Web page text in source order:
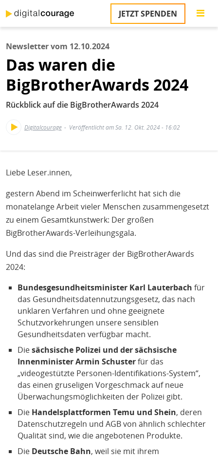
zum
Inhalt
JETZT SPENDEN
Newsletter vom 12.10.2024
Das waren die
BigBrotherAwards 2024
Rückblick auf die BigBrotherAwards 2024
Digitalcourage Veröffentlicht am Sa. 12. Okt. 2024 - 16:02
Liebe Leser.innen,
gestern Abend im Scheinwerferlicht hat sich die
monatelange Arbeit vieler Menschen zusammengesetzt
zu einem Gesamtkunstwerk: Der großen
BigBrotherAwards-Verleihungsgala.
Und das sind die Preisträger der BigBrotherAwards
2024:
Bundesgesundheitsminister Karl Lauterbach für
das Gesundheitsdatennutzungsgesetz, das nach
unklaren Verfahren und ohne geeignete
Schutzvorkehrungen unsere sensiblen
Gesundheitsdaten verfügbar macht.
Diesächsische Polizei und der sächsische
Innenminister Armin Schusterfür das
„videogestützte Personen-Identifikations-System“,
das einen gruseligen Vorgeschmack auf neue
Überwachungsmöglichkeiten der Polizei gibt.
Die Handelsplattformen Temu und Shein, deren
Datenschutzregeln und AGB von ähnlich schlechter
Qualität sind, wie die angebotenen Produkte.
Die Deutsche Bahn, weil sie mit ihrem